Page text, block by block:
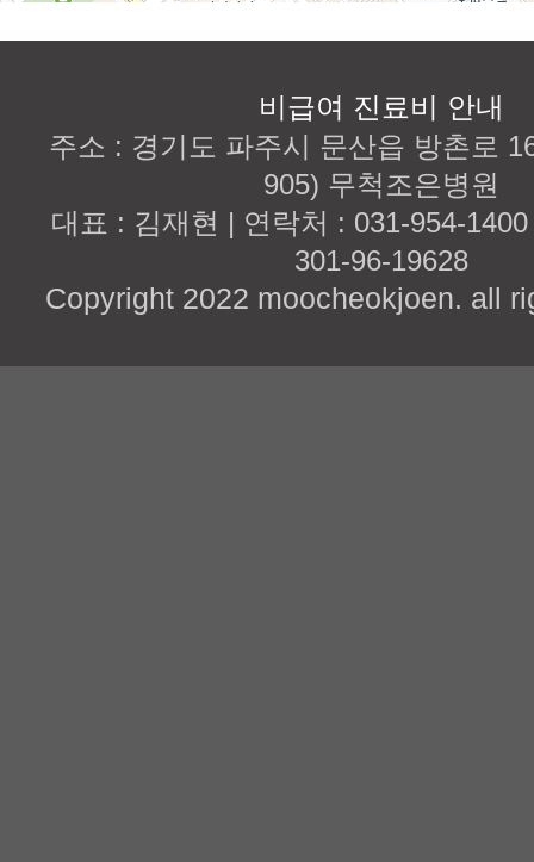
비급여 진료비 안내
주소 : 경기도 파주시 문산읍 방촌로
905) 무척조은병원
대표 : 김재현 | 연락처 : 031-954-
301-96-19628
Copyright 2022 moocheokjoen. all